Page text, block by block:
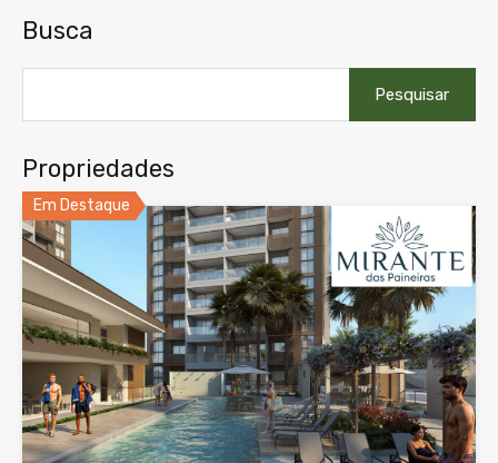
Busca
por:
Propriedades
Em Destaque